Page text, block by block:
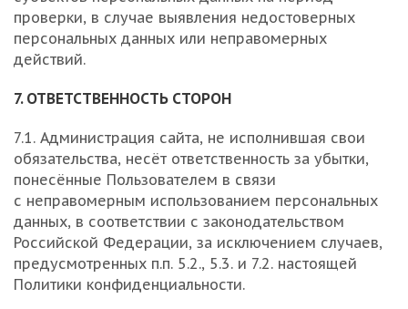
проверки, в случае выявления недостоверных
персональных данных или неправомерных
действий.
7. ОТВЕТСТВЕННОСТЬ СТОРОН
7.1. Администрация сайта, не исполнившая свои
обязательства, несёт ответственность за убытки,
понесённые Пользователем в связи
с неправомерным использованием персональных
данных, в соответствии с законодательством
Российской Федерации, за исключением случаев,
предусмотренных п.п. 5.2., 5.3. и 7.2. настоящей
Политики конфиденциальности.